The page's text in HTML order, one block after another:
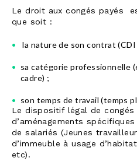
Le droit aux congés payés
que soit :
la nature de son contrat (CDI
sa catégorie professionnelle
cadre) ;
son temps de travail (temps
Le dispositif légal de
d’aménagements
de salariés (Jeunes
d’immeuble à usage
etc).